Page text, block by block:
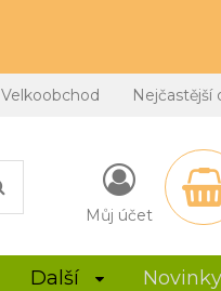
Velkoobchod Nejčastější
Můj účet
Další Novinky